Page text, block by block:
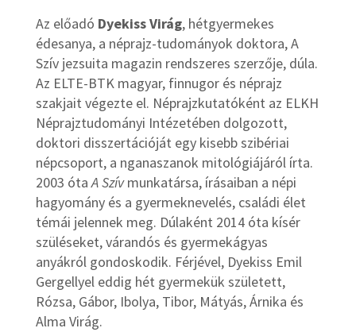
Az előadó Dyekiss Virág, hétgyermekes
édesanya, a néprajz-tudományok doktora, A
Szív jezsuita magazin rendszeres szerzője, dúla.
Az ELTE-BTK magyar, finnugor és néprajz
szakjait végezte el. Néprajzkutatóként az ELKH
Néprajztudományi Intézetében dolgozott,
doktori disszertációját egy kisebb szibériai
népcsoport, a nganaszanok mitológiájáról írta.
2003 ótaA Szívmunkatársa, írásaiban a népi
hagyomány és a gyermeknevelés, családi élet
témái jelennek meg. Dúlaként 2014 óta kísér
szüléseket, várandós és gyermekágyas
anyákról gondoskodik. Férjével, Dyekiss Emil
Gergellyel eddig hét gyermekük született,
Rózsa, Gábor, Ibolya, Tibor, Mátyás, Árnika és
Alma Virág.